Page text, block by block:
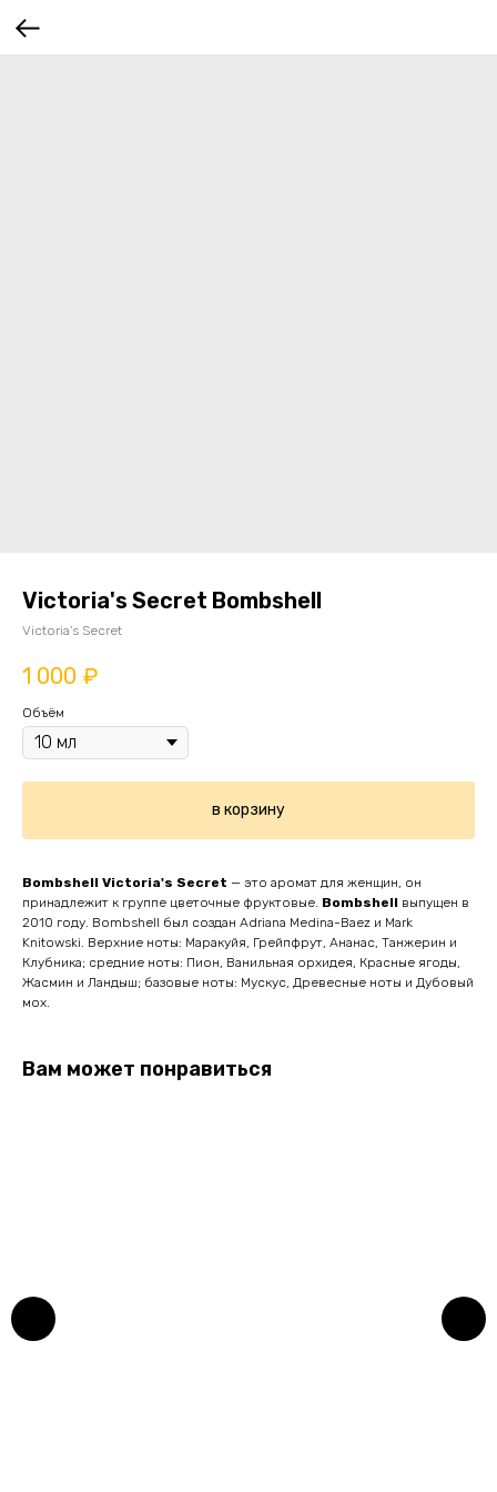
Victoria's Secret Bombshell
Victoria's Secret
1 000 ₽
Объём
в корзину
Bombshell Victoria's Secret — это аромат для женщин, он
принадлежит к группе цветочные фруктовые. Bombshell выпущен в
2010 году. Bombshell был создан Adriana Medina-Baez и Mark
Knitowski. Верхние ноты: Маракуйя, Грейпфрут, Ананас, Танжерин и
Клубника; средние ноты: Пион, Ванильная орхидея, Красные ягоды,
Жасмин и Ландыш; базовые ноты: Мускус, Древесные ноты и Дубовый
мох.
Вам может понравиться